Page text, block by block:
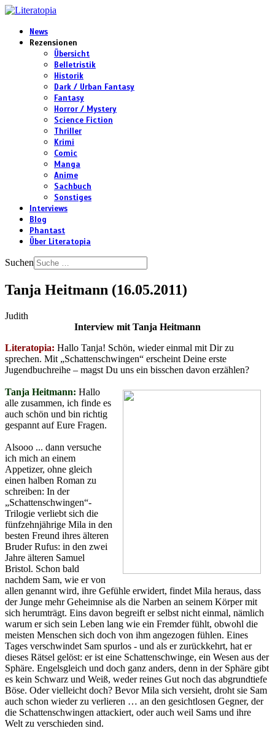
News
Rezensionen
Übersicht
Belletristik
Historik
Dark / Urban Fantasy
Fantasy
Horror / Mystery
Science Fiction
Thriller
Krimi
Comic
Manga
Anime
Sachbuch
Sonstiges
Interviews
Blog
Phantast
Über Literatopia
Suchen
Tanja Heitmann (16.05.2011)
Judith
Interview mit Tanja Heitmann
Literatopia: Hallo Tanja! Schön, wieder einmal mit Dir zu
sprechen. Mit „Schattenschwingen“ erscheint Deine erste
Jugendbuchreihe – magst Du uns ein bisschen davon erzählen?
Tanja Heitmann: Hallo
alle zusammen, ich finde es
auch schön und bin richtig
gespannt auf Eure Fragen.
Alsooo ... dann versuche
ich mich an einem
Appetizer, ohne gleich
einen halben Roman zu
schreiben: In der
„Schattenschwingen“-
Trilogie verliebt sich die
fünfzehnjährige Mila in den
besten Freund ihres älteren
Bruder Rufus: in den zwei
Jahre älteren Samuel
Bristol. Schon bald
nachdem Sam, wie er von
allen genannt wird, ihre Gefühle erwidert, findet Mila heraus, dass
der Junge mehr Geheimnise als die Narben an seinem Körper mit
sich herumträgt. Eins davon begreift er selbst nicht einmal, nämlich
warum er sich sein Leben lang wie ein Fremder fühlt, obwohl die
meisten Menschen sich doch von ihm angezogen fühlen. Eines
Tages verschwindet Sam spurlos - und als er zurückkehrt, hat er
dieses Rätsel gelöst: er ist eine Schattenschwinge, ein Wesen aus der
Sphäre. Engelsgleich und doch ganz anders, denn in der Sphäre gibt
es kein Schwarz und Weiß, weder reines Gut noch das abgrundtiefe
Böse. Oder vielleicht doch? Bevor Mila sich versieht, droht sie Sam
auch schon wieder zu verlieren … an den gesichtlosen Gegner, der
die Schattenschwingen attackiert, oder auch weil Sams und ihre
Welt zu verschieden sind.